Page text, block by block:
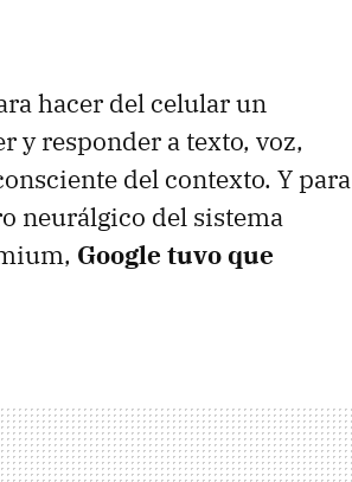
hacer del celular un
y responder a texto, voz,
del contexto. Y para
neurálgico del sistema
Google tuvo que